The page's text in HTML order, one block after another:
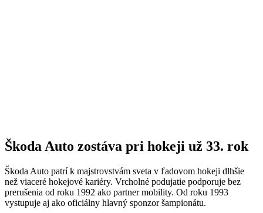
Škoda Auto zostáva pri hokeji už 33. rok
Škoda Auto patrí k majstrovstvám sveta v ľadovom hokeji dlhšie
než viaceré hokejové kariéry. Vrcholné podujatie podporuje bez
prerušenia od roku 1992 ako partner mobility. Od roku 1993
vystupuje aj ako oficiálny hlavný sponzor šampionátu.